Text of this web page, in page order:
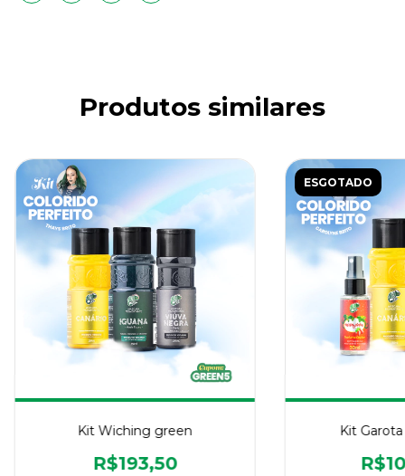
Produtos similares
Kit Wiching green
R$193,50
ESGOTADO
Kit